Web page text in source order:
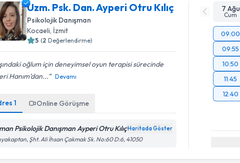
Uzm. Psk. Dan. Ayperi Otru Kılıç
Psikolojik Danışman
Kocaeli , İzmit
5 (2 Değerlendirme)
oğlum için deneyimsel oyun terapisi sürecinde
Hanım’dan...
Devamı
1 Online Görüşme
Psikolojik Danışman Ayperi Otru KılıçHaritada Göster
Şht. Ali İhsan Çakmak Sk. No:60 D:6, 41050
7 Ağu
Cum
09:00
09:55
10:50
11:45
12:40